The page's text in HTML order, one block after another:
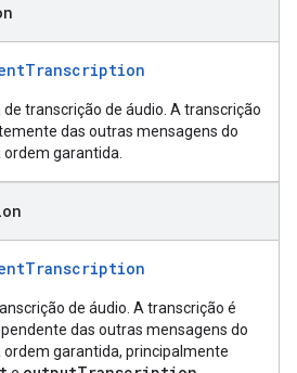
transcrição de áudio. A transcrição
das outras mensagens do
garantida.
de áudio. A transcrição é
das outras mensagens do
ordem garantida, principalmente